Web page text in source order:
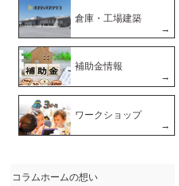
倉庫・工場建築
補助金情報
ワークショップ
コラムホームの想い